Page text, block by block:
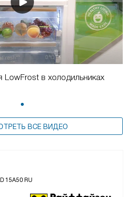
LowFrost в холодильниках
ВСЕ ВИДЕО
15A50 RU